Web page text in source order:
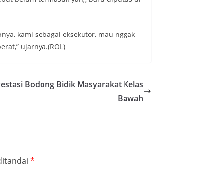
kami sebagai eksekutor, mau nggak
ujarnya.(ROL)
Bodong Bidik Masyarakat Kelas
Bawah
*